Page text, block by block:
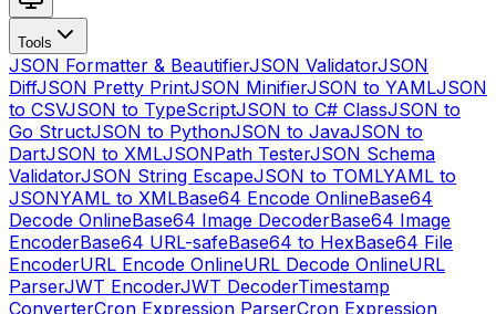
Tools
JSON Formatter & BeautifierJSON ValidatorJSON
DiffJSON Pretty PrintJSON MinifierJSON to YAMLJSON
to CSVJSON to TypeScriptJSON to C# ClassJSON to
Go StructJSON to PythonJSON to JavaJSON to
DartJSON to XMLJSONPath TesterJSON Schema
ValidatorJSON String EscapeJSON to TOMLYAML to
JSONYAML to XMLBase64 Encode OnlineBase64
Decode OnlineBase64 Image DecoderBase64 Image
EncoderBase64 URL-safeBase64 to HexBase64 File
EncoderURL Encode OnlineURL Decode OnlineURL
ParserJWT EncoderJWT DecoderTimestamp
ConverterCron Expression ParserCron Expression